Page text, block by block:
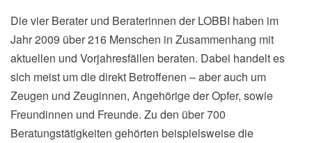
Die vier Berater und Beraterinnen der LOBBI haben im
Jahr 2009 über 216 Menschen in Zusammenhang mit
aktuellen und Vorjahresfällen beraten. Dabei handelt es
sich meist um die direkt Betroffenen – aber auch um
Zeugen und Zeuginnen, Angehörige der Opfer, sowie
Freundinnen und Freunde. Zu den über 700
Beratungstätigkeiten gehörten beispielsweise die